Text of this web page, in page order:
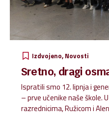
Izdvojeno Novosti
Sretno, dragi
Ispratili smo 12. lipnja i
– prve učenike naše škole.
razrednicima, Ružicom i